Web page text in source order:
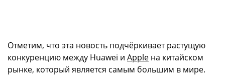
Отметим, что эта новость подчёркивает растущую
конкуренцию между Huawei и Apple на китайском
рынке, который является самым большим в мире.